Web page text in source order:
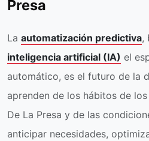
Presa
La automatización predictiva,
inteligencia artificial (IA) el
automático, es el futuro de la
aprenden de los hábitos de
De La Presa y de las
anticipar necesidades,